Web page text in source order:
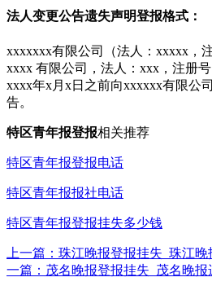
法人变更公告遗失声明登报格式：
xxxxxxx有限公司（法人：xxxxx，
xxxx 有限公司，法人：xxx，注册
xxxx年x月x日之前向xxxxxx有限公
告。
特区青年报登报相关推荐
特区青年报登报电话
特区青年报报社电话
特区青年报登报挂失多少钱
上一篇：珠江晚报登报挂失_珠江
一篇：茂名晚报登报挂失_茂名晚